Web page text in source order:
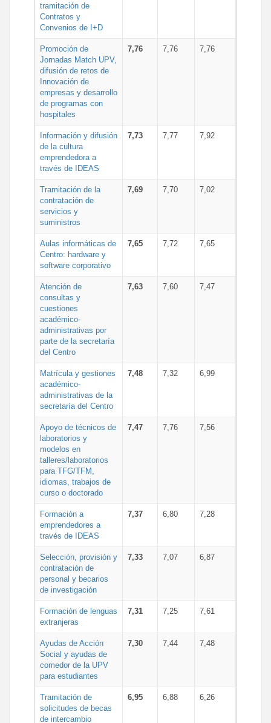
tramitación de
Contratos y
Convenios de I+D
Promoción de
Jornadas Match UPV,
difusión de retos de
Innovación de
empresas y desarrollo
de programas con
hospitales
7,76 7,76 7,76
Información y difusión
de la cultura
emprendedora a
través de IDEAS
7,73 7,77 7,92
Tramitación de la
contratación de
servicios y
suministros
7,69 7,70 7,02
Aulas informáticas de
Centro: hardware y
software corporativo
7,65 7,72 7,65
Atención de
consultas y
cuestiones
académico-
administrativas por
parte de la secretaría
del Centro
7,63 7,60 7,47
Matrícula y gestiones
académico-
administrativas de la
secretaría del Centro
7,48 7,32 6,99
Apoyo de técnicos de
laboratorios y
modelos en
talleres/laboratorios
para TFG/TFM,
idiomas, trabajos de
curso o doctorado
7,47 7,76 7,56
Formación a
emprendedores a
través de IDEAS
7,37 6,80 7,28
Selección, provisión y
contratación de
personal y becarios
de investigación
7,33 7,07 6,87
Formación de lenguas
extranjeras
7,31 7,25 7,61
Ayudas de Acción
Social y ayudas de
comedor de la UPV
para estudiantes
7,30 7,44 7,48
Tramitación de
solicitudes de becas
de intercambio
6,95 6,88 6,26